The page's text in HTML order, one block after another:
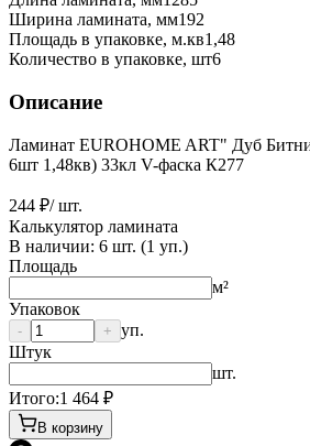
Ширина ламината, мм192
Площадь в упаковке, м.кв1,48
Количество в упаковке, шт6
Описание
Ламинат EUROHOME ART" Дуб
6шт 1,48кв) 33кл V-фаска К277
244 ₽/ шт.
Калькулятор ламината
В наличии: 6 шт. (1 уп.)
Площадь
м²
Упаковок
- + уп.
Штук
шт.
Итого:1 464 ₽
В корзину